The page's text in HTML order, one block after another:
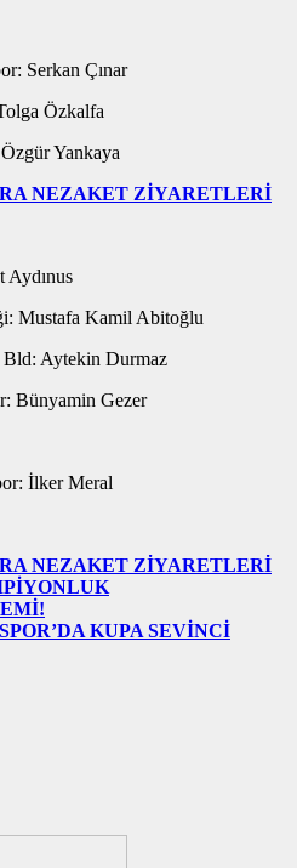
Serkan Çınar
Özkalfa
Yankaya
NEZAKET ZİYARETLERİ
Aydınus
Mustafa Kamil Abitoğlu
Aytekin Durmaz
Bünyamin Gezer
İlker Meral
NEZAKET ZİYARETLERİ
KUPA SEVİNCİ